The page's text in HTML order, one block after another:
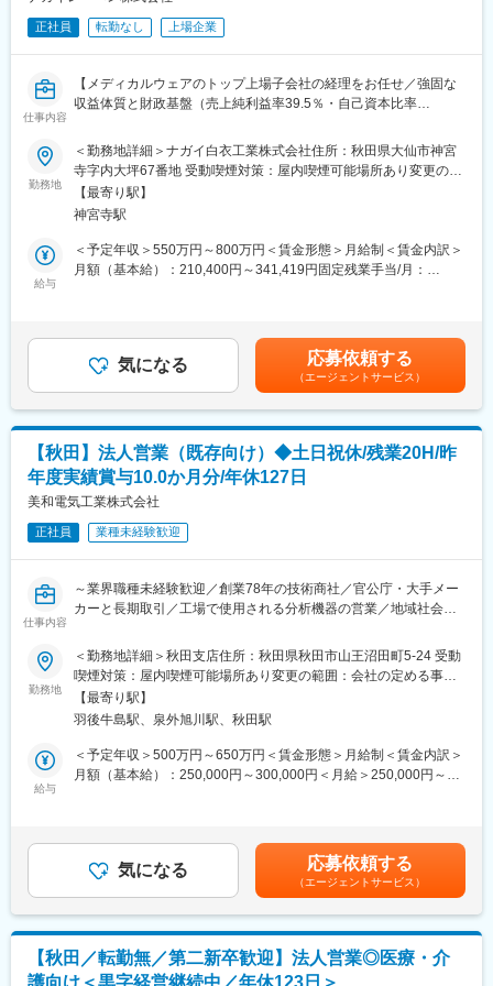
お客様先への訪問や見積業務などの事務作業など、社内外での仕
事がありますが、入社後は代表について基礎的なところから業務
を覚えていただきますので、経験の少ない方もご安心ください。
■組織構成：
代表の他、２名女性事務スタッフ（30代・50代）がおります。そ
ットホームな環境です。
■キャリアパス：
経験がなくとも仕事への熱意があれば、将来的には会社の軸とし
■働き方：
正社員 転勤なし 上場企業
仕事内容
【メディカルウェアのトップ上場子会社の経理をお任せ／強固な
収益体質と財政基盤（売上純利益率39.5％・自己資本比率
境】
■業務詳細：
・月次、四半期、年次決算業務
・親会社への連結パッケージ報告
・監査対応・折衝
・税務申告
雇用元企業：ナガイレーベン株式会社（親会社）
出向先企業：ナガイ白衣工業株式会社（子会社）
勤務地：秋田県大仙市神宮寺字内大坪67番地
【期待・キャリアパス】
東証プライム上場のメディカルウェアのトップ企業であり、グル
ープとして企画・製造・販売を一体で行っております。
当社の社員として在籍したまま、子会社経理部門のプレイングマ
ネージャーをお任せします。親会社との連携や連結決算を意識し
た対応、監査法人対応など、上場子会社ならではの専門性の高い
業務を主導していただくことを期待しています。
■ポジションの魅力・期待
創業100年以上・無借金経営で安定しています。また役職定年無
15.9年）
■働き方
平均残業時間20～25時間/月、平均有給休暇取得日数11.2日とオン
※8月決算のため9月が繁忙期となります。
・ナガイレーベン株式会社は1915年創業、創業100年を超える医
療白衣メーカーで、コア市場において国内シェア60％超と市場に
おいて事業優位性の高いポジションを確立しています。
・売上純利益率42.8％／自己資本比率91.4％／ROE6.6%と徹底的
な効率化の追求により原価低減を実現する等、強固な収益体質と
財政基盤を持っています。
勤務地
＜勤務地詳細＞ナガイ白衣工業株式会社住所：秋田県大仙市神宮
寺字内大坪67番地 受動喫煙対策：屋内喫煙可能場所あり変更の範
囲：会社の定める事業所
【最寄り駅】
神宮寺駅
給与
＜予定年収＞550万円～800万円＜賃金形態＞月給制＜賃金内訳＞
月額（基本給）：210,400円～341,419円固定残業手当/月：
年収はご経験・スキルにより決定いたします。■賞与：年2回賃金
はあくまでも目安の金額であり、選考を通じて上下する可能性が
あります。月給(月額)は固定手当を含めた表記です。
気になる 応募依頼する
（エージェントサービス）
【秋田】法人営業（既存向け）◆土日祝休/残業20H/昨
年度実績賞与10.0か月分/年休127日
美和電気工業株式会社
正社員 業種未経験歓迎
仕事内容
～業界職種未経験歓迎／創業78年の技術商社／官公庁・大手メー
カーと長期取引／工場で使用される分析機器の営業／地域社会に
■業務内容
同社は、北海道・東北エリアで創業78年の歴史を持つシステムイ
ンテグレーターです。東北支社にて既存顧客を対象に、分析機器
や工場効率化に関する商材の営業活動を担当していただきます。
顧客との信頼関係を深めながら、地域社会に貢献する仕事です。
具体的には以下の業務をお任せいたします。
・顧客ニーズのヒアリングと最適なソリューションの提供。
・情報機器、計測制御機器の提案・販売。
■1日の流れ
勤務地
＜勤務地詳細＞秋田支店住所：秋田県秋田市山王沼田町5-24 受動
喫煙対策：屋内喫煙可能場所あり変更の範囲：会社の定める事業
所【最寄り駅】
羽後牛島駅、泉外旭川駅、秋田駅
給与
＜予定年収＞500万円～650万円＜賃金形態＞月給制＜賃金内訳＞
月額（基本給）：250,000円～300,000円＜月給＞250,000円～
す。月給(月額)は固定手当を含めた表記です。
気になる 応募依頼する
（エージェントサービス）
【秋田／転勤無／第二新卒歓迎】法人営業◎医療・介
護向け＜黒字経営継続中／年休123日＞